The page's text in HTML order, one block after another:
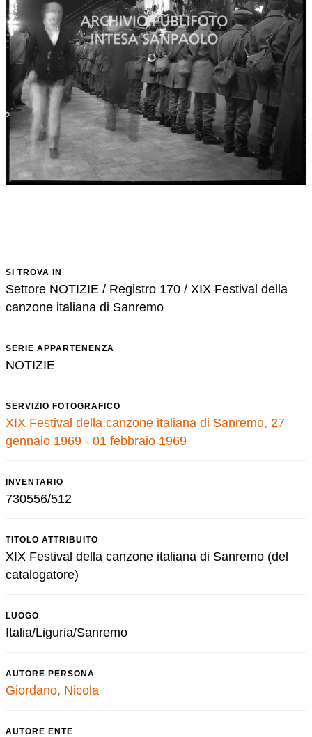
SI TROVA IN
Settore NOTIZIE / Registro 170 / XIX Festival della
canzone italiana di Sanremo
SERIE APPARTENENZA
NOTIZIE
SERVIZIO FOTOGRAFICO
XIX Festival della canzone italiana di Sanremo, 27
gennaio 1969 - 01 febbraio 1969
INVENTARIO
730556/512
TITOLO ATTRIBUITO
XIX Festival della canzone italiana di Sanremo (del
catalogatore)
LUOGO
Italia/Liguria/Sanremo
AUTORE PERSONA
Giordano, Nicola
AUTORE ENTE